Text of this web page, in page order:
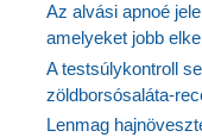
Az alvási apnoé
amelyeket jobb
A testsúlykontroll
zöldborsósaláta-
Lenmag